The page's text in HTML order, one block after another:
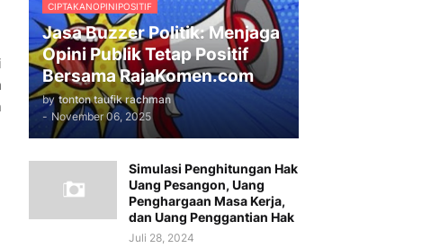
CIPTAKANOPINIPOSITIF
Jasa Buzzer Politik: Menjaga
Opini Publik Tetap Positif
Bersama RajaKomen.com
by tonton taufik rachman
- November 06, 2025
Simulasi Penghitungan Hak
Uang Pesangon, Uang
Penghargaan Masa Kerja,
dan Uang Penggantian Hak
Juli 28, 2024